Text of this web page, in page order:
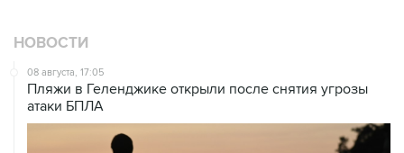
НОВОСТИ
08 августа, 17:05
Пляжи в Геленджике открыли после снятия угрозы
атаки БПЛА